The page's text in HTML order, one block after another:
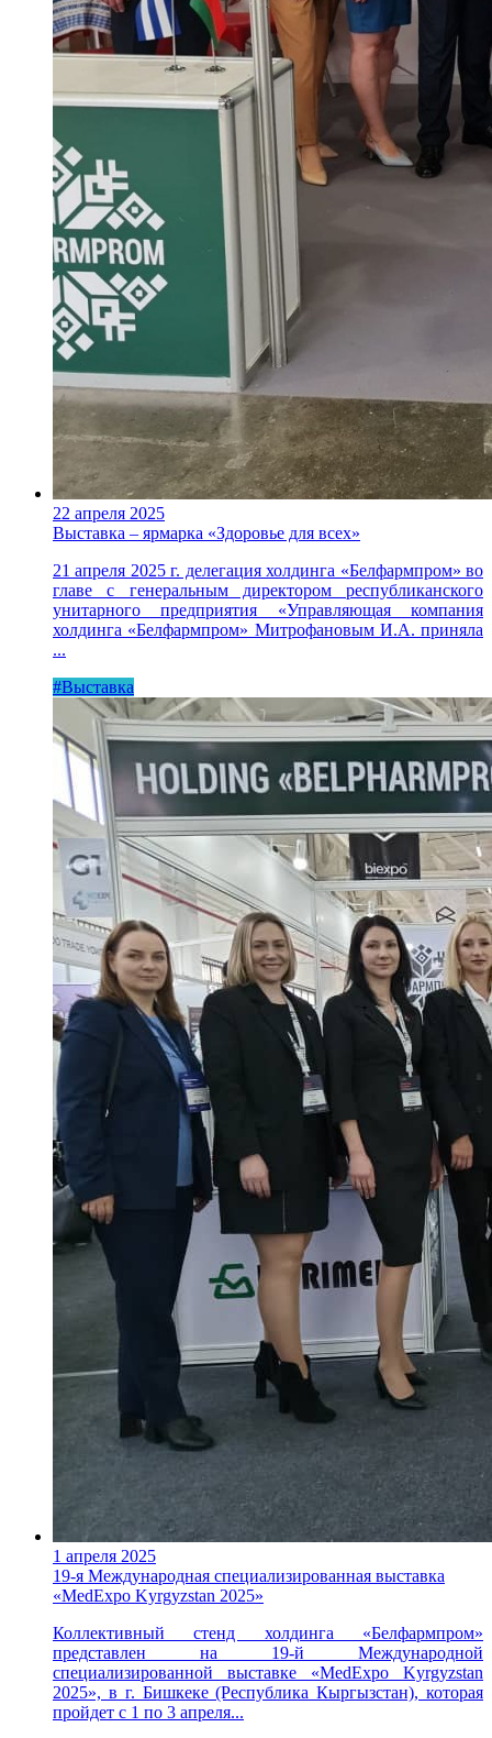
22 апреля 2025
Выставка – ярмарка «Здоровье для всех»
21 апреля 2025 г. делегация холдинга «Белфармпром» во
главе с генеральным директором республиканского
унитарного предприятия «Управляющая компания
холдинга «Белфармпром» Митрофановым И.А. приняла
...
#Выставка
1 апреля 2025
19-я Международная специализированная выставка
«MedExpo Kyrgyzstan 2025»
Коллективный стенд холдинга «Белфармпром»
представлен на 19-й Международной
специализированной выставке «MedExpo Kyrgyzstan
2025», в г. Бишкеке (Республика Кыргызстан), которая
пройдет с 1 по 3 апреля...